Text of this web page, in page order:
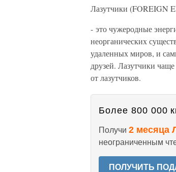
Лазутчики (FOREIGN
- это чужеродные
неорганических
удаленных миров, и
друзей. Лазутчики
от лазутчиков.
Более 800 000
Получи 2 месяца
неограниченным
ПОЛУЧИТЬ